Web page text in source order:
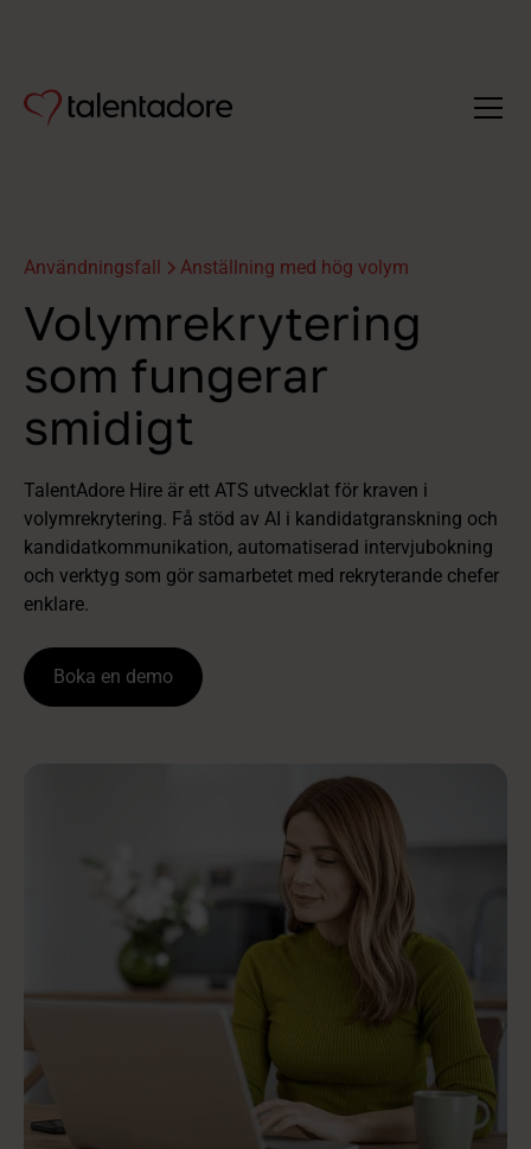
Användningsfall Anställning med hög volym
Volymrekrytering
som fungerar
smidigt
TalentAdore Hire är ett ATS utvecklat för kraven i
volymrekrytering. Få stöd av AI i kandidatgranskning och
kandidatkommunikation, automatiserad intervjubokning
och verktyg som gör samarbetet med rekryterande chefer
enklare.
Boka en demo